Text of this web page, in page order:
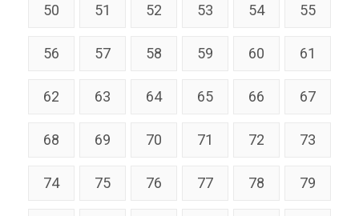
50 51 52 53 54 55
56 57 58 59 60 61
62 63 64 65 66 67
68 69 70 71 72 73
74 75 76 77 78 79